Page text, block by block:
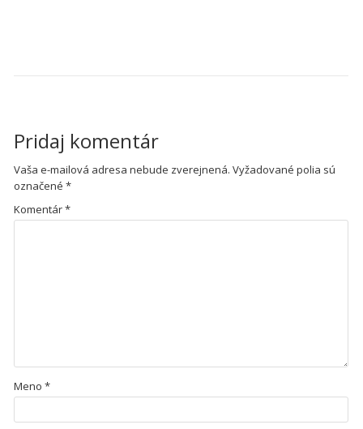
Pridaj komentár
Vaša e-mailová adresa nebude zverejnená. Vyžadované polia sú
označené *
Komentár*
Meno *